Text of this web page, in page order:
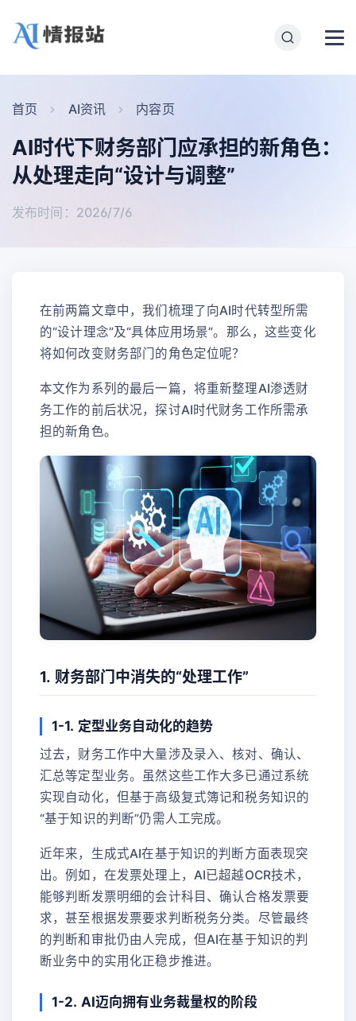
首页 AI资讯 内容页
AI时代下财务部门应承担的新角色：
从处理走向“设计与调整”
发布时间：2026/7/6
在前两篇文章中，我们梳理了向AI时代转型所需
的“设计理念”及“具体应用场景”。那么，这些变化
将如何改变财务部门的角色定位呢？
本文作为系列的最后一篇，将重新整理AI渗透财
务工作的前后状况，探讨AI时代财务工作所需承
担的新角色。
1. 财务部门中消失的“处理工作”
1-1. 定型业务自动化的趋势
过去，财务工作中大量涉及录入、核对、确认、
汇总等定型业务。虽然这些工作大多已通过系统
实现自动化，但基于高级复式簿记和税务知识的
“基于知识的判断”仍需人工完成。
近年来，生成式AI在基于知识的判断方面表现突
出。例如，在发票处理上，AI已超越OCR技术，
能够判断发票明细的会计科目、确认合格发票要
求，甚至根据发票要求判断税务分类。尽管最终
的判断和审批仍由人完成，但AI在基于知识的判
断业务中的实用化正稳步推进。
1-2. AI迈向拥有业务裁量权的阶段